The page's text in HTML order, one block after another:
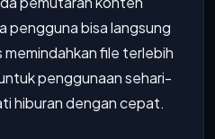
pengguna bisa langsung
file terlebih
penggunaan sehari-
hiburan dengan cepat.